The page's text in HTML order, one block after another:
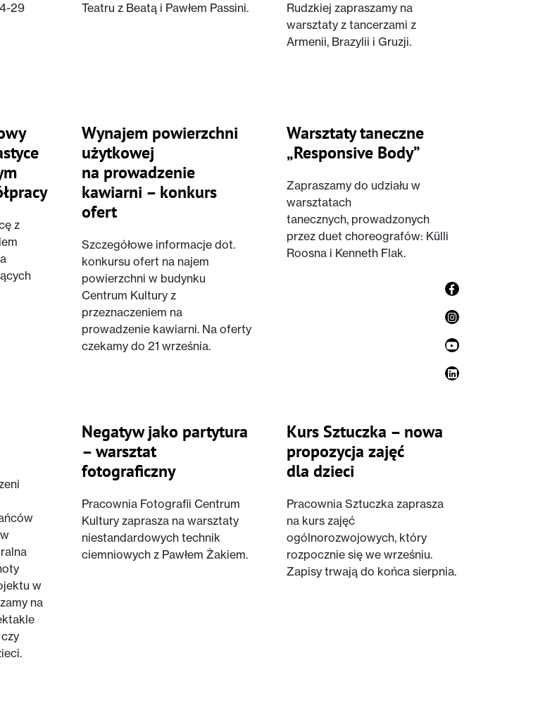
29
Teatru z Beatą i Pawłem Passini.
Rudzkiej zapraszamy na
warsztaty z tancerzami z
Armenii, Brazylii i Gruzji.
z
Wynajem powierzchni
użytkowej
na prowadzenie
kawiarni – konkurs
ofert
Szczegółowe informacje dot.
konkursu ofert na najem
powierzchni w budynku
Centrum Kultury z
przeznaczeniem na
prowadzenie kawiarni. Na oferty
czekamy do 21 września.
Warsztaty taneczne
„Responsive Body”
Zapraszamy do udziału w
warsztatach
tanecznych, prowadzonych
przez duet choreografów: Külli
Roosna i Kenneth Flak.
w
na
Negatyw jako partytura
– warsztat
fotograficzny
Pracownia Fotografii Centrum
Kultury zaprasza na warsztaty
niestandardowych technik
ciemniowych z Pawłem Żakiem.
Kurs Sztuczka – nowa
propozycja zajęć
dla dzieci
Pracownia Sztuczka zaprasza
na kurs zajęć
ogólnorozwojowych, który
rozpocznie się we wrześniu.
Zapisy trwają do końca sierpnia.